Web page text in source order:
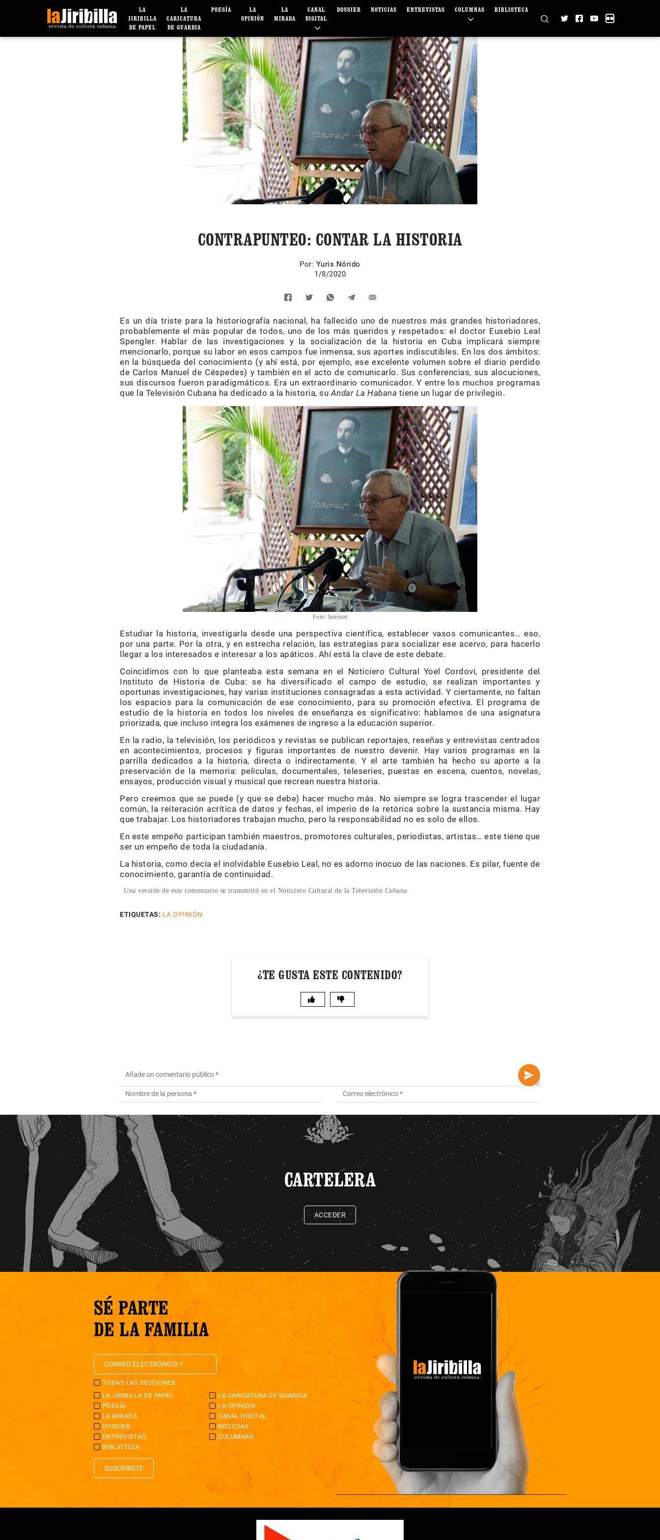
LA
JIRIBILLA
DE PAPEL
LA
CARICATURA
DE GUARDIA
POESÍA
LA
OPINIÓN
LA
MIRADA
CANAL
DIGITAL
DOSSIER NOTICIAS ENTREVISTAS COLUMNAS BIBLIOTECA
CONTRAPUNTEO: CONTAR LA HISTORIA
Por: Yuris Nórido
1/8/2020
Es un día triste para la historiografía nacional, ha fallecido uno de nuestros más grandes historiadores,
probablemente el más popular de todos, uno de los más queridos y respetados: el doctor Eusebio Leal
Spengler. Hablar de las investigaciones y la socialización de la historia en Cuba implicará siempre
mencionarlo, porque su labor en esos campos fue inmensa, sus aportes indiscutibles. En los dos ámbitos:
en la búsqueda del conocimiento (y ahí está, por ejemplo, ese excelente volumen sobre el diario perdido
de Carlos Manuel de Céspedes) y también en el acto de comunicarlo. Sus conferencias, sus alocuciones,
sus discursos fueron paradigmáticos. Era un extraordinario comunicador. Y entre los muchos programas
que la Televisión Cubana ha dedicado a la historia, suAndar La Habana tiene un lugar de privilegio.
Foto: Internet
Estudiar la historia, investigarla desde una perspectiva científica, establecer vasos comunicantes… eso,
por una parte. Por la otra, y en estrecha relación, las estrategias para socializar ese acervo, para hacerlo
llegar a los interesados e interesar a los apáticos. Ahí está la clave de este debate.
Coincidimos con lo que planteaba esta semana en el Noticiero Cultural Yoel Cordoví, presidente del
Instituto de Historia de Cuba: se ha diversificado el campo de estudio, se realizan importantes y
oportunas investigaciones, hay varias instituciones consagradas a esta actividad. Y ciertamente, no faltan
los espacios para la comunicación de ese conocimiento, para su promoción efectiva. El programa de
estudio de la historia en todos los niveles de enseñanza es significativo: hablamos de una asignatura
priorizada, que incluso integra los exámenes de ingreso a la educación superior.
En la radio, la televisión, los periódicos y revistas se publican reportajes, reseñas y entrevistas centrados
en acontecimientos, procesos y figuras importantes de nuestro devenir. Hay varios programas en la
parrilla dedicados a la historia, directa o indirectamente. Y el arte también ha hecho su aporte a la
preservación de la memoria: películas, documentales, teleseries, puestas en escena, cuentos, novelas,
ensayos, producción visual y musical que recrean nuestra historia.
Pero creemos que se puede (y que se debe) hacer mucho más. No siempre se logra trascender el lugar
común, la reiteración acrítica de datos y fechas, el imperio de la retórica sobre la sustancia misma. Hay
que trabajar. Los historiadores trabajan mucho, pero la responsabilidad no es solo de ellos.
En este empeño participan también maestros, promotores culturales, periodistas, artistas… este tiene que
ser un empeño de toda la ciudadanía.
La historia, como decía el inolvidable Eusebio Leal, no es adorno inocuo de las naciones. Es pilar, fuente de
conocimiento, garantía de continuidad.
Una versión de este comentario se transmitió en el Noticiero Cultural de la Televisión Cubana.
ETIQUETAS: LA OPINIÓN
¿TE GUSTA ESTE CONTENIDO?
CARTELERA
ACCEDER
SÉ PARTE
DE LA FAMILIA
TODAS LAS SECCIONES
LA JIRIBILLA DE PAPEL
LA CARICATURA DE GUARDIA
POESÍA
LA OPINIÓN
LA MIRADA
CANAL DIGITAL
DOSSIER
NOTICIAS
ENTREVISTAS
COLUMNAS
BIBLIOTECA
SUSCRÍBETE